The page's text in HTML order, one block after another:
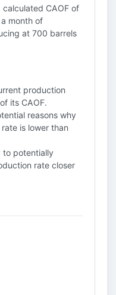
calculated CAOF of
month of
at 700 barrels
production
its CAOF.
reasons why
is lower than
to potentially
rate closer